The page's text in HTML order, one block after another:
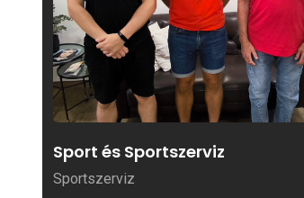
Sport és Sportszerviz
Sportszerviz